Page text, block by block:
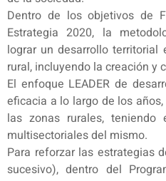
Dentro de los objetivos de
Estrategia 2020, la
lograr un desarrollo
rural, incluyendo la creación y
El enfoque LEADER de
eficacia a lo largo de los
las zonas rurales, teniendo
multisectoriales del mismo.
Para reforzar las estrategias
sucesivo), dentro del